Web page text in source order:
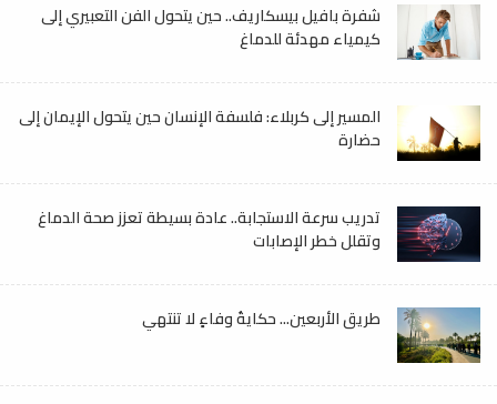
شفرة بافيل بيسكاريف.. حين يتحول الفن التعبيري إلى
كيمياء مهدئة للدماغ
المسير إلى كربلاء: فلسفة الإنسان حين يتحول الإيمان إلى
حضارة
تدريب سرعة الاستجابة.. عادة بسيطة تعزز صحة الدماغ
وتقلل خطر الإصابات
طريق الأربعين... حكايةُ وفاءٍ لا تنتهي